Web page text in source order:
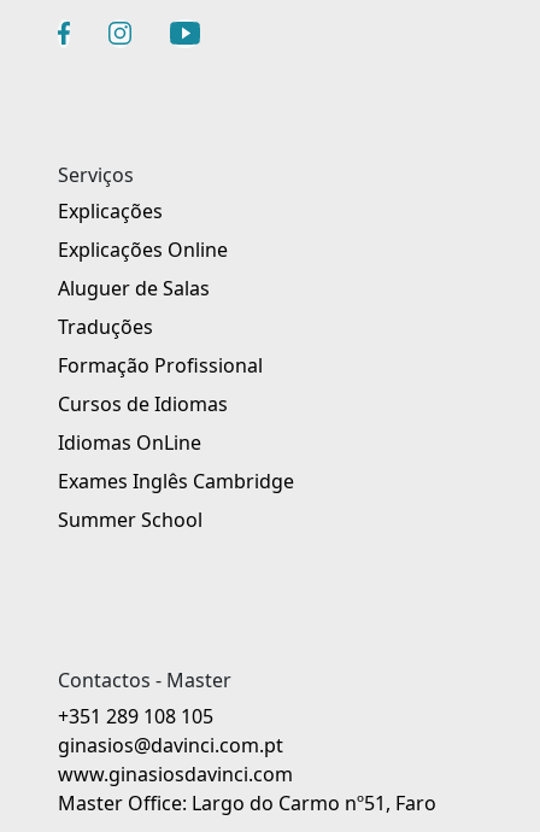
Serviços
Explicações
Explicações Online
Aluguer de Salas
Traduções
Formação Profissional
Cursos de Idiomas
Idiomas OnLine
Exames Inglês Cambridge
Summer School
Contactos - Master
+351 289 108 105
ginasios@davinci.com.pt
www.ginasiosdavinci.com
Master Office: Largo do Carmo nº51, Faro